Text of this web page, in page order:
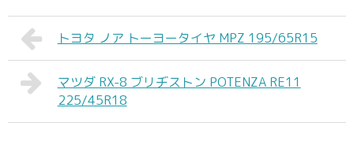
トヨタ ノア トーヨータイヤ MPZ 195/65R15
マツダ RX-8 ブリヂストン POTENZA RE11
225/45R18